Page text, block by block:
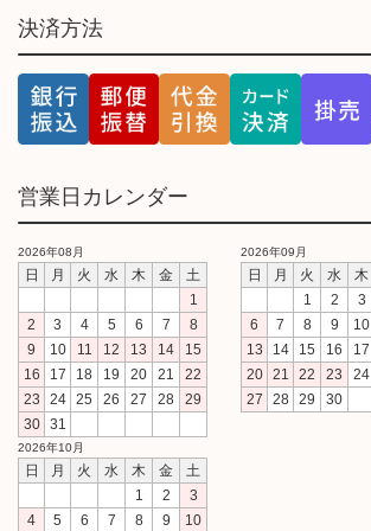
決済方法
営業日カレンダー
2026年08月
日 月 火 水 木 金
土
1
2
3 4 5 6 7
8
9
10 11 12 13 14
15
16
17 18 19 20 21
22
23
24 25 26 27 28
29
30
31
2026年09月
日 月 火 水 木
1
2 3
6
7 8 9 10
13
14 15 16 17
20
21 22 23 24
27
28 29 30
2026年10月
日 月 火 水 木 金
土
1
2
3
4
5 6 7 8 9 10